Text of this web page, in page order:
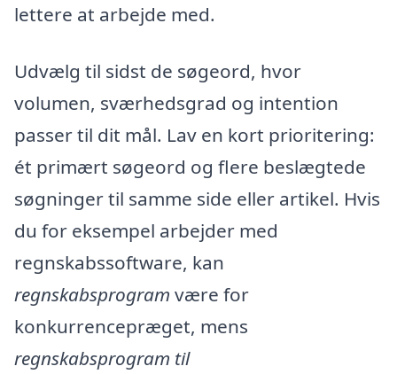
lettere at arbejde med.
Udvælg til sidst de søgeord, hvor
volumen, sværhedsgrad og intention
passer til dit mål. Lav en kort prioritering:
ét primært søgeord og flere beslægtede
søgninger til samme side eller artikel. Hvis
du for eksempel arbejder med
regnskabssoftware, kan
regnskabsprogram være for
konkurrencepræget, mens
regnskabsprogram til